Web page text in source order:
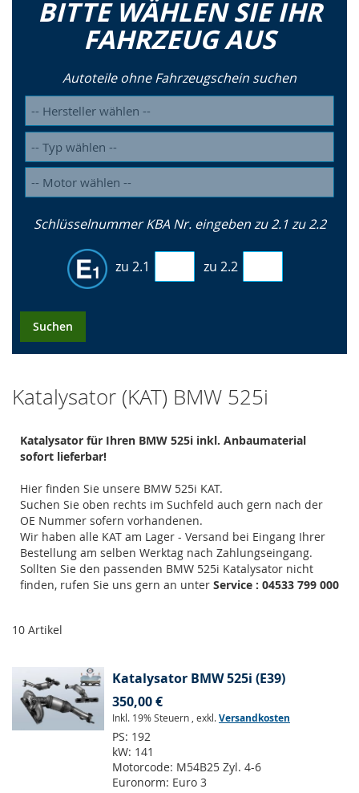
BITTE WÄHLEN SIE IHR
FAHRZEUG AUS
Autoteile ohne Fahrzeugschein suchen
Schlüsselnummer KBA Nr. eingeben zu 2.1 zu 2.2
zu 2.1 zu 2.2
Suchen
Katalysator (KAT) BMW 525i
Katalysator für Ihren BMW 525i inkl. Anbaumaterial
sofort lieferbar!
Hier finden Sie unsere BMW 525i KAT.
Suchen Sie oben rechts im Suchfeld auch gern nach der
OE Nummer sofern vorhandenen.
Wir haben alle KAT am Lager - Versand bei Eingang Ihrer
Bestellung am selben Werktag nach Zahlungseingang.
Sollten Sie den passenden BMW 525i Katalysator nicht
finden, rufen Sie uns gern an unter Service : 04533 799 000
10 Artikel
Katalysator BMW 525i (E39)
350,00 €
Inkl. 19% Steuern , exkl.Versandkosten
PS: 192
kW: 141
Motorcode: M54B25 Zyl. 4-6
Euronorm: Euro 3